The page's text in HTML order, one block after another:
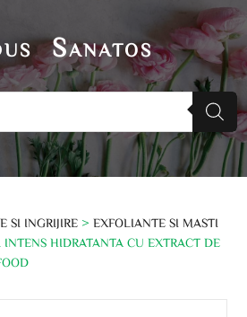
Sanatos
SI INGRIJIRE >EXFOLIANTE SI MASTI
INTENS HIDRATANTA CU EXTRACT DE